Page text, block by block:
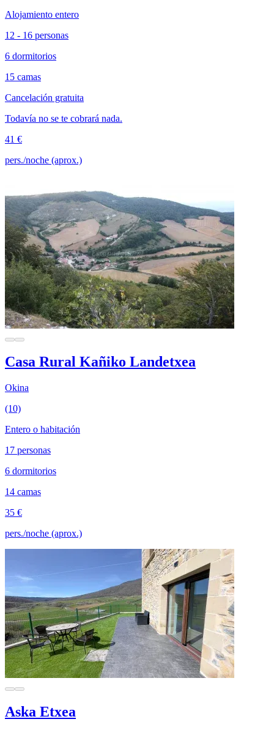
Alojamiento entero
12 - 16 personas
6 dormitorios
15 camas
Cancelación gratuita
Todavía no se te cobrará nada.
41 €
pers./noche (aprox.)
Casa Rural Kañiko Landetxea
Okina
(10)
Entero o habitación
17 personas
6 dormitorios
14 camas
35 €
pers./noche (aprox.)
Aska Etxea